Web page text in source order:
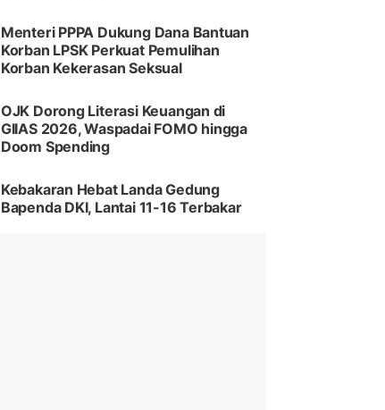
Menteri PPPA Dukung Dana Bantuan
Korban LPSK Perkuat Pemulihan
Korban Kekerasan Seksual
OJK Dorong Literasi Keuangan di
GIIAS 2026, Waspadai FOMO hingga
Doom Spending
Kebakaran Hebat Landa Gedung
Bapenda DKI, Lantai 11-16 Terbakar